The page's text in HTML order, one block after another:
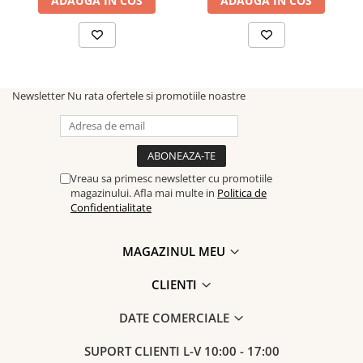
Newsletter Nu rata ofertele si promotiile noastre
Vreau sa primesc newsletter cu promotiile
magazinului. Afla mai multe in Politica de
Confidentialitate
MAGAZINUL MEU
CLIENTI
DATE COMERCIALE
SUPORT CLIENTI L-V 10:00 - 17:00